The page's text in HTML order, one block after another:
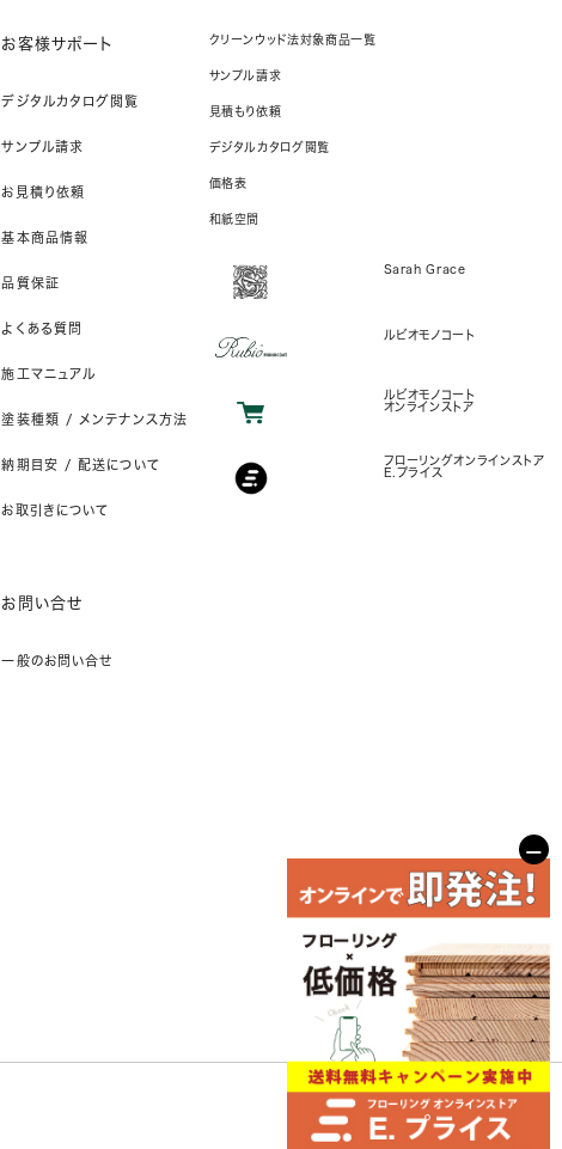
お客様サポート
デジタルカタログ閲覧
サンプル請求
お見積り依頼
基本商品情報
品質保証
よくある質問
施工マニュアル
塗装種類 / メンテナンス方法
納期目安 / 配送について
お取引きについて
お問い合せ
一般のお問い合せ
クリーンウッド法対象商品一覧
サンプル請求
見積もり依頼
デジタルカタログ閲覧
価格表
和紙空間
Sarah Grace
ルビオモノコート
ルビオモノコート
オンラインストア
フローリングオンラインストア
E.プライス
−